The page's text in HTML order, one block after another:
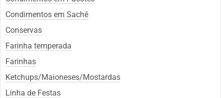
Condimentos em Sachê
Conservas
Farinha temperada
Farinhas
Ketchups/Maioneses/Mostardas
Linha de Festas